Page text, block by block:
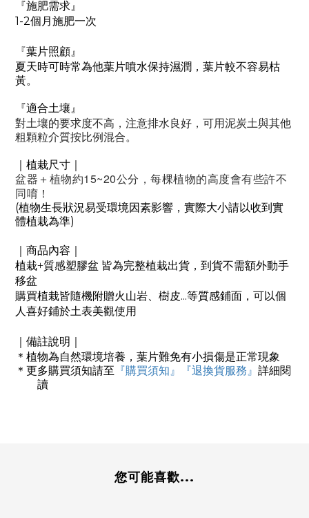
『施肥需求』
1-2個月施肥一次
『葉片照顧』
夏天時可時常為他葉片噴水保持濕潤，葉片較不容易枯
黃。
『適合土壤』
對土壤的要求度不高，注意排水良好，可用泥炭土與其他
粗顆粒介質按比例混合。
｜植栽尺寸｜
盆器＋植物約15~20公分，每棵植物的高度會有些許不
同唷！
(植物生長狀況易受環境因素影響，實際大小請以收到實
體植栽為準)
｜商品內容｜
植栽+質感塑膠盆 皆為完整植栽出貨，到貨不需額外動手
移盆
購買植栽皆隨機附贈火山岩、樹皮...等質感鋪面，可以個
人喜好鋪於土表美觀使用
｜備註說明｜
＊ 植物為自然環境培養，葉片難免有小損傷是正常現象
＊ 更多購買須知請至 『購買須知』 『退換貨服務』 詳細閱
讀
您可能喜歡...